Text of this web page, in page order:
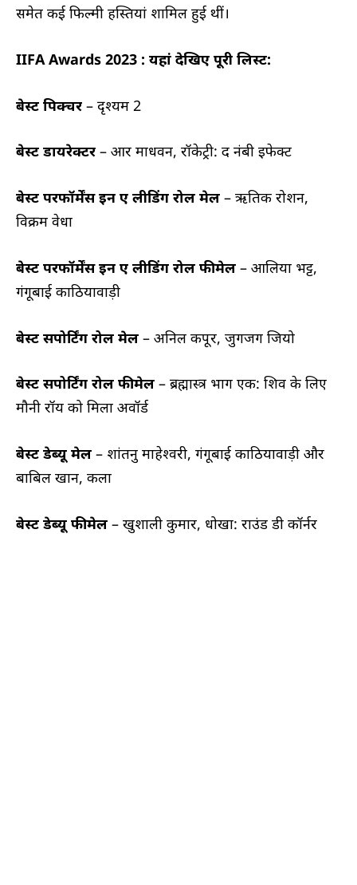
समेत कई फिल्मी हस्तियां शामिल हुई थीं।
IIFA Awards 2023 : यहां देखिए पूरी लिस्ट:
बेस्ट पिक्चर – दृश्यम 2
बेस्ट डायरेक्टर – आर माधवन, रॉकेट्री: द नंबी इफेक्ट
बेस्ट परफॉर्मेंस इन ए लीडिंग रोल मेल – ऋतिक रोशन,
विक्रम वेधा
बेस्ट परफॉर्मेंस इन ए लीडिंग रोल फीमेल – आलिया भट्ट,
गंगूबाई काठियावाड़ी
बेस्ट सपोर्टिंग रोल मेल – अनिल कपूर, जुगजग जियो
बेस्ट सपोर्टिंग रोल फीमेल – ब्रह्मास्त्र भाग एक: शिव के लिए
मौनी रॉय को मिला अवॉर्ड
बेस्ट डेब्यू मेल – शांतनु माहेश्वरी, गंगूबाई काठियावाड़ी और
बाबिल खान, कला
बेस्ट डेब्यू फीमेल – खुशाली कुमार, धोखा: राउंड डी कॉर्नर